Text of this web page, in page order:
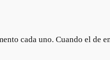
cada uno. Cuando el de